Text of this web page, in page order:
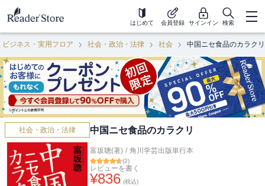
はじめて 会員登録 サインイン 検索
ビジネス・実用フロア 社会・政治・法律 社会 中国ニセ食品のカラクリ
社会・政治・法律 中国ニセ食品のカラクリ
富坂聰(著) / 角川学芸出版単行本
(2)
レビューを書く
¥836 (税込)